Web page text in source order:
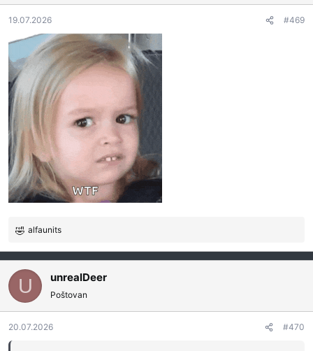
a
n
:
19.07.2026 #469
R
e
a
g
v
a
n
alfaunits
U unrealDeer
Poštovan
20.07.2026 #470